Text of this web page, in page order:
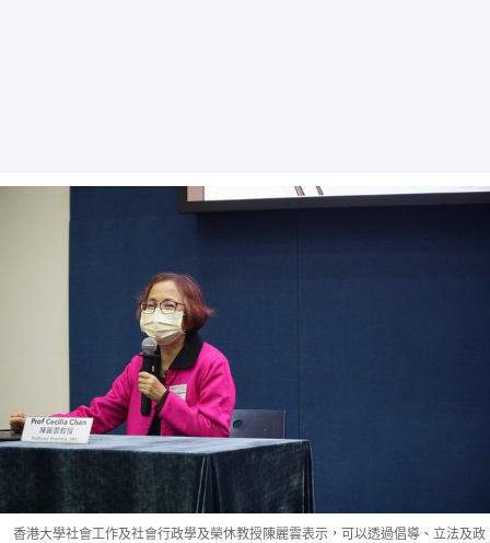
香港大學社會工作及社會行政學及榮休教授陳麗雲表示，可以透過倡導、立法及政